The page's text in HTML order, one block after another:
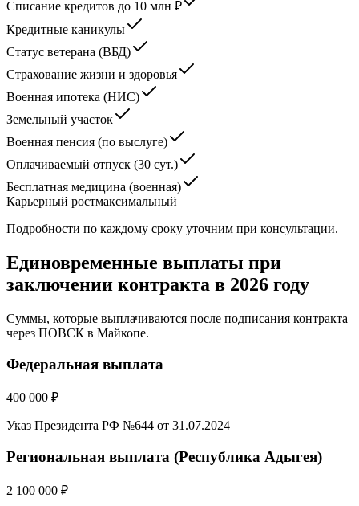
Списание кредитов до 10 млн ₽
Кредитные каникулы
Статус ветерана (ВБД)
Страхование жизни и здоровья
Военная ипотека (НИС)
Земельный участок
Военная пенсия (по выслуге)
Оплачиваемый отпуск (30 сут.)
Бесплатная медицина (военная)
Карьерный ростмаксимальный
Подробности по каждому сроку уточним при консультации.
Единовременные выплаты при
заключении контракта в 2026 году
Суммы, которые выплачиваются после подписания контракта
через ПОВСК в Майкопе.
Федеральная выплата
400 000 ₽
Указ Президента РФ №644 от 31.07.2024
Региональная выплата (Республика Адыгея)
2 100 000 ₽